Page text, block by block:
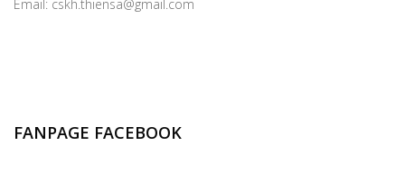
Email: cskh.thiensa@gmail.com
FANPAGE FACEBOOK